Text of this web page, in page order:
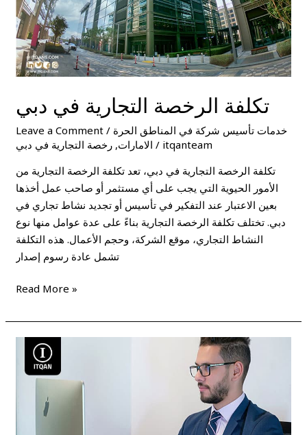
تكلفة الرخصة التجارية في دبي
Leave a Comment / خدمات تأسيس شركة في المناطق الحرة
الامارات, رخصة التجارية في دبي / itqanteam
تكلفة الرخصة التجارية في دبي، تعد تكلفة الرخصة التجارية من
الأمور الحيوية التي يجب على أي مستثمر أو صاحب عمل أخذها
بعين الاعتبار عند التفكير في تأسيس أو تجديد نشاط تجاري في
دبي. تختلف تكلفة الرخصة التجارية بناءً على عدة عوامل منها نوع
النشاط التجاري، موقع الشركة، وحجم الأعمال. هذه التكلفة
تشمل عادة رسوم إصدار
Read More »
أنواع
الرخص
التجارية